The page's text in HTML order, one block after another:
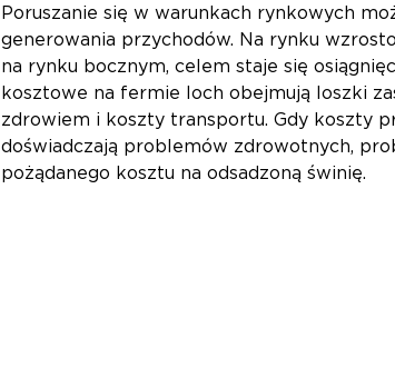
Poruszanie się w warunkach rynkowych
generowania przychodów. Na rynku
na rynku bocznym, celem staje się
kosztowe na fermie loch obejmują loszki
zdrowiem i koszty transportu. Gdy koszty
doświadczają problemów zdrowotnych,
pożądanego kosztu na odsadzoną świnię.